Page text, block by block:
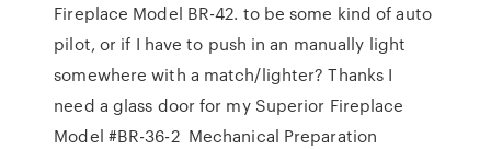
Fireplace Model BR-42. to be some kind of auto
pilot, or if I have to push in an manually light
somewhere with a match/lighter? Thanks I
need a glass door for my Superior Fireplace
Model #BR-36-2 Mechanical Preparation